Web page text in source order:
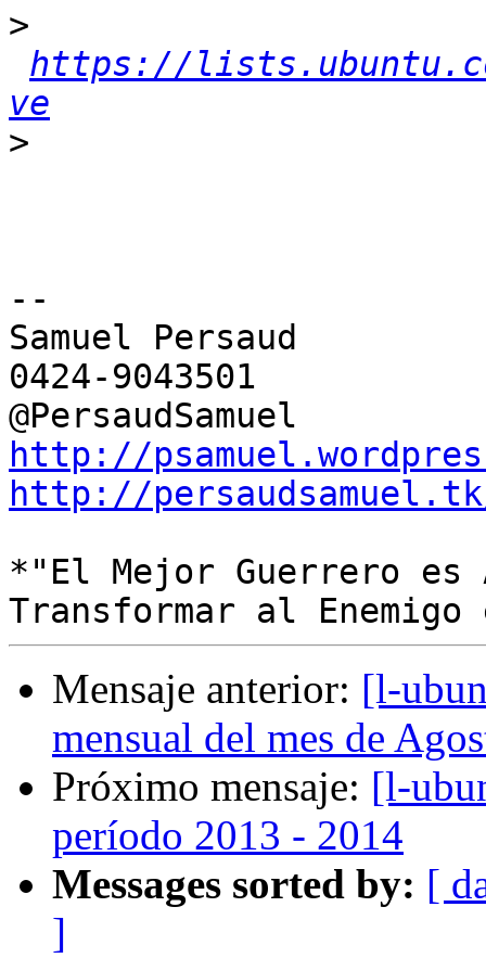
>
https://
ve
>
--
Samuel Persaud
0424-9043501
http://
http://
*"El Mejor Guerrero es
Mensaje anterior: [l-
mensual del mes de
Próximo mensaje: [l-
período 2013 - 2014
Messages sorted by: [
]